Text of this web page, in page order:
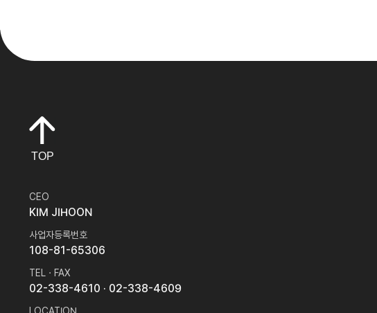
TOP
CEO
KIM JIHOON
사업자등록번호
108-81-65306
TEL · FAX
02-338-4610 · 02-338-4609